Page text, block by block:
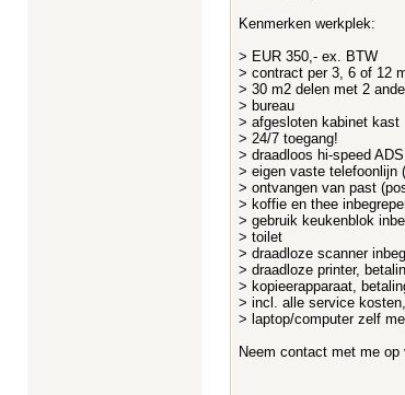
Kenmerken werkplek:
> EUR 350,- ex. BTW
> contract per 3, 6 of 12
> 30 m2 delen met 2
> bureau
> afgesloten kabinet kast
> 24/7 toegang!
> draadloos hi-speed
> eigen vaste telefoonlijn
> ontvangen van past
> koffie en thee
> gebruik keukenblok
> toilet
> draadloze scanner
> draadloze printer,
> kopieerapparaat,
> incl. alle service
> laptop/computer zelf
Neem contact met me op